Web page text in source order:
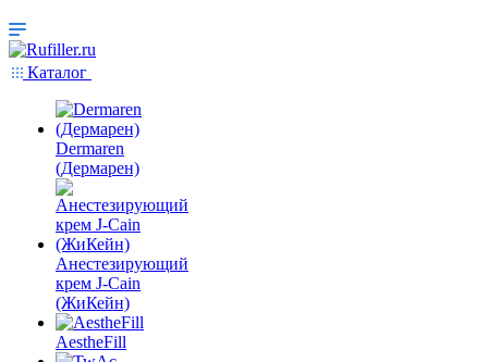
Каталог
Dermaren
(Дермарен)
Анестезирующий
крем J-Cain
(ЖиКейн)
AestheFill